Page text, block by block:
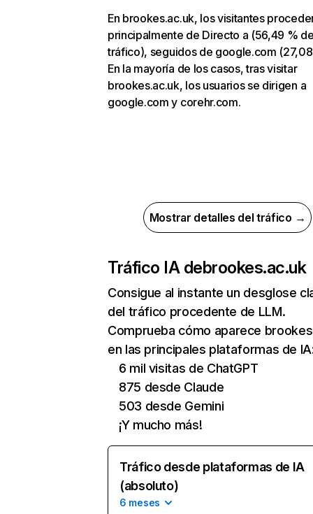
En brookes.ac.uk, los visitantes
principalmente de Directo a (56,49 %
tráfico), seguidos de google.com
En la mayoría de los casos, tras visitar
brookes.ac.uk, los usuarios se dirigen a
google.com y corehr.com.
Mostrar detalles del tráfico →
Tráfico IA debrookes.ac.uk
Consigue al instante un desglose
del tráfico procedente de LLM.
Comprueba cómo aparece
en las principales plataformas de
6 mil visitas de ChatGPT
875 desde Claude
503 desde Gemini
¡Y mucho más!
Tráfico desde plataformas de IA
(absoluto)
6 meses